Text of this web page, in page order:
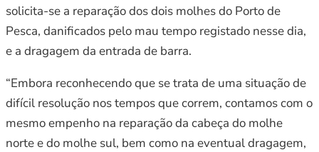
solicita-se a reparação dos dois molhes do Porto de
Pesca, danificados pelo mau tempo registado nesse dia,
e a dragagem da entrada de barra.
“Embora reconhecendo que se trata de uma situação de
difícil resolução nos tempos que correm, contamos com o
mesmo empenho na reparação da cabeça do molhe
norte e do molhe sul, bem como na eventual dragagem,